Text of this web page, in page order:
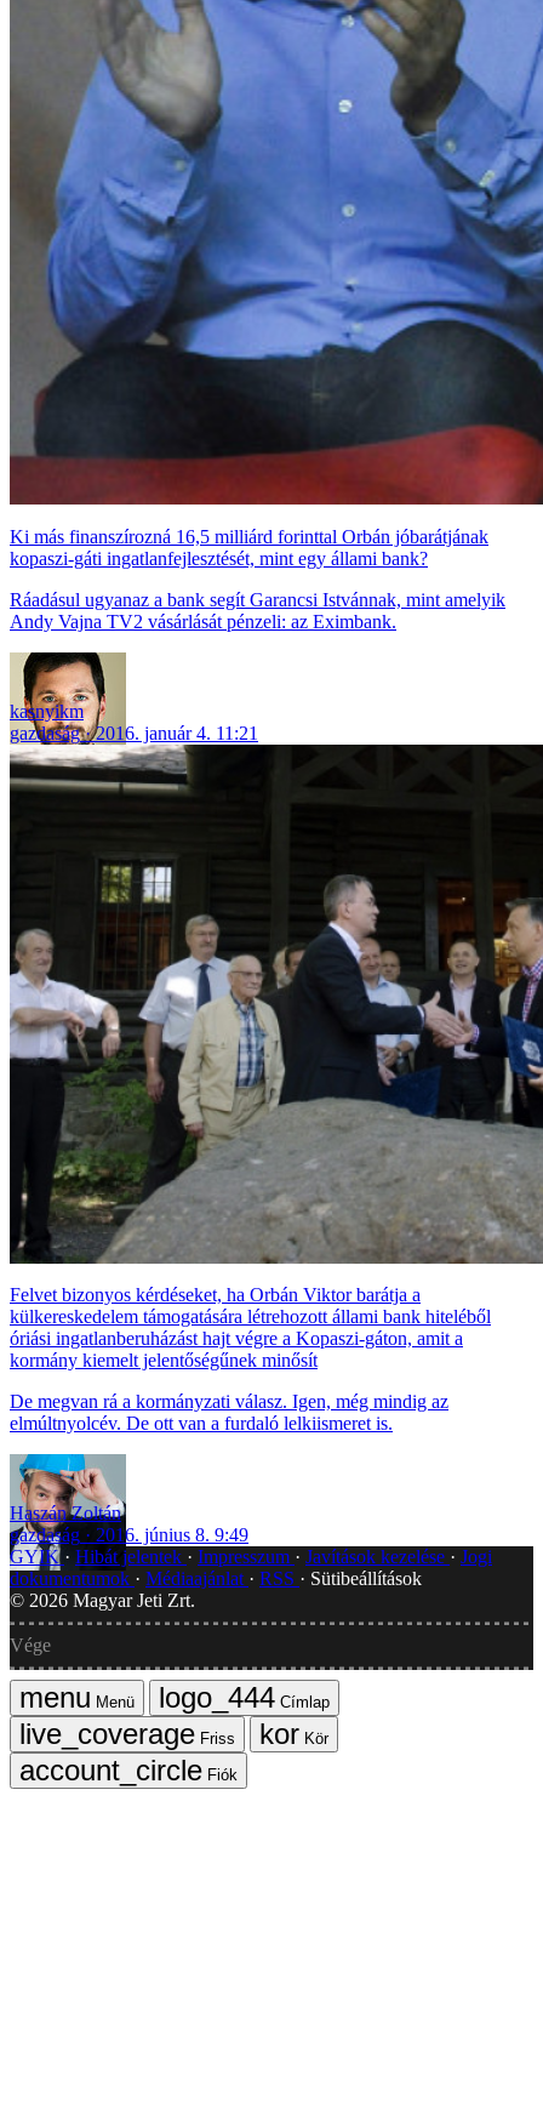
Ki más finanszírozná 16,5 milliárd forinttal Orbán jóbarátjának
kopaszi-gáti ingatlanfejlesztését, mint egy állami bank?
Ráadásul ugyanaz a bank segít Garancsi Istvánnak, mint amelyik
Andy Vajna TV2 vásárlását pénzeli: az Eximbank.
kasnyikm
gazdaság
2016. január 4. 11:21
Felvet bizonyos kérdéseket, ha Orbán Viktor barátja a
külkereskedelem támogatására létrehozott állami bank hiteléből
óriási ingatlanberuházást hajt végre a Kopaszi-gáton, amit a
kormány kiemelt jelentőségűnek minősít
De megvan rá a kormányzati válasz. Igen, még mindig az
elmúltnyolcév. De ott van a furdaló lelkiismeret is.
Haszán Zoltán
gazdaság
2016. június 8. 9:49
GYIK
Hibát jelentek Impresszum Javítások kezelése
Jogi
dokumentumok
Médiaajánlat RSS
Sütibeállítások
© 2026 Magyar Jeti Zrt.
Vége
Menü
Címlap
Friss
Kör
Fiók